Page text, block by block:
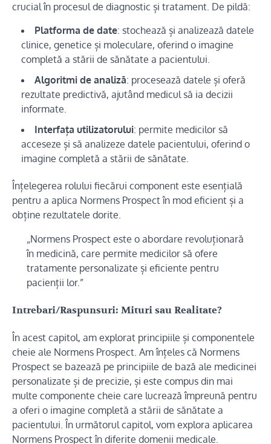
crucial în procesul de diagnostic și tratament. De pildă:
Platforma de date: stochează și analizează datele
clinice, genetice și moleculare, oferind o imagine
completă a stării de sănătate a pacientului.
Algoritmi de analiză: procesează datele și oferă
rezultate predictivă, ajutând medicul să ia decizii
informate.
Interfața utilizatorului: permite medicilor să
acceseze și să analizeze datele pacientului, oferind o
imagine completă a stării de sănătate.
Înțelegerea rolului fiecărui component este esențială
pentru a aplica Normens Prospect în mod eficient și a
obține rezultatele dorite.
„Normens Prospect este o abordare revoluționară
în medicină, care permite medicilor să ofere
tratamente personalizate și eficiente pentru
pacienții lor.”
Intrebari/Raspunsuri: Mituri sau Realitate?
În acest capitol, am explorat principiile și componentele
cheie ale Normens Prospect. Am înțeles că Normens
Prospect se bazează pe principiile de bază ale medicinei
personalizate și de precizie, și este compus din mai
multe componente cheie care lucrează împreună pentru
a oferi o imagine completă a stării de sănătate a
pacientului. În următorul capitol, vom explora aplicarea
Normens Prospect în diferite domenii medicale.